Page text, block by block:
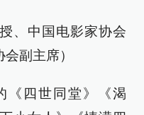
、中国电影家协会
副主席）
《四世同堂》《渴